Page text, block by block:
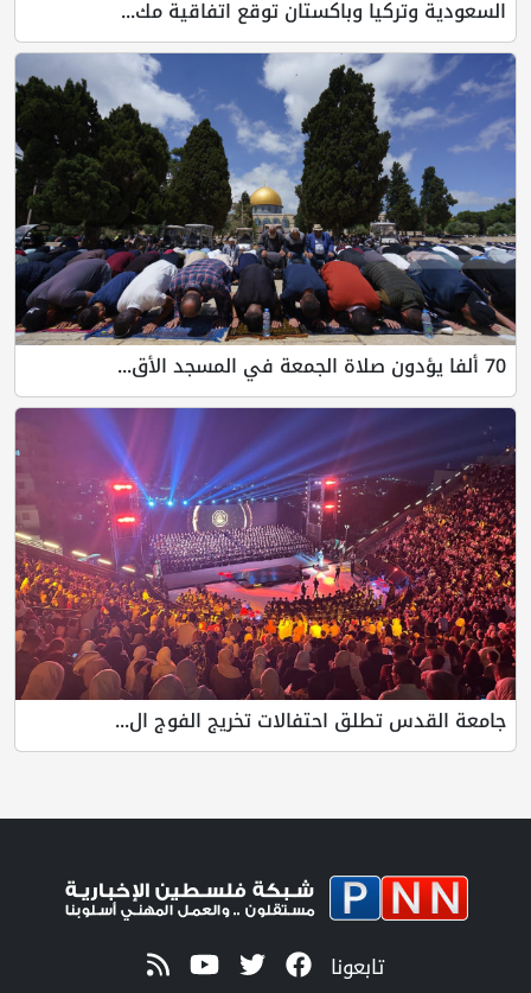
السعودية وتركيا وباكستان توقع اتفاقية مك...
70 ألفا يؤدون صلاة الجمعة في المسجد الأق...
جامعة القدس تطلق احتفالات تخريج الفوج ال...
تابعونا